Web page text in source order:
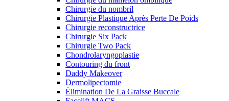
Chirurgie du nombril
Chirurgie Plastique Après Perte De Poids
Chirurgie reconstructrice
Chirurgie Six Pack
Chirurgie Two Pack
Chondrolaryngoplastie
Contouring du front
Daddy Makeover
Dermolipectomie
Élimination De La Graisse Buccale